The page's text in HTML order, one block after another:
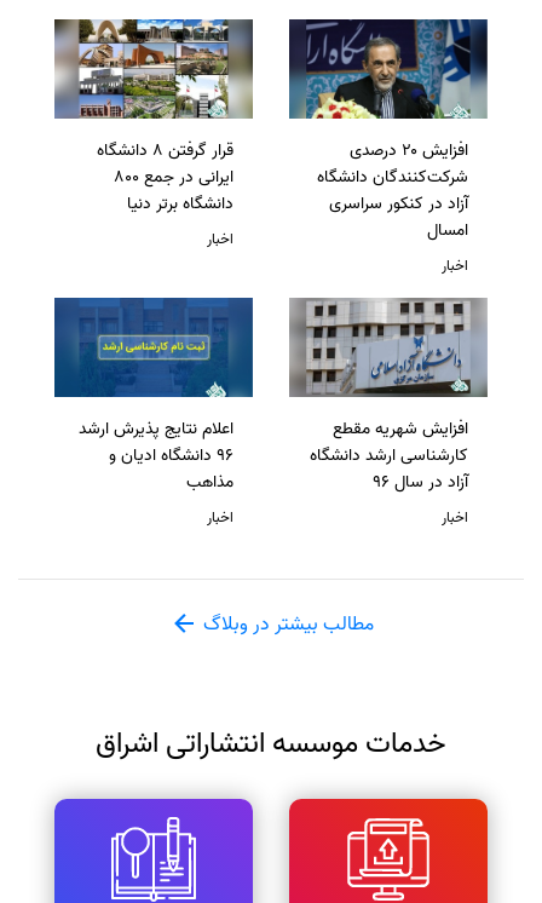
افزایش ۲۰ درصدی
شرکت‌کنندگان دانشگاه
آزاد در کنکور سراسری
امسال
اخبار
قرار گرفتن 8 دانشگاه
ایرانی در جمع 800
دانشگاه برتر دنیا
اخبار
افزایش شهریه مقطع
کارشناسی ارشد دانشگاه
آزاد در سال 96
اخبار
اعلام نتایج پذیرش ارشد
96 دانشگاه ادیان و
مذاهب
اخبار
مطالب بیشتر در وبلاگ
خدمات موسسه انتشاراتی اشراق